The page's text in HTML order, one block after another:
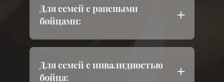
Для семей с ранеными
бойцами:
Для семей с инвалидностью
бойца: